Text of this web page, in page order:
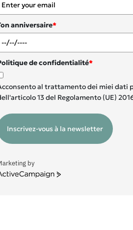
anniversaire*
de confidentialité*
al trattamento dei miei dati
13 del Regolamento (UE)
Inscrivez-vous à la newsletter
by